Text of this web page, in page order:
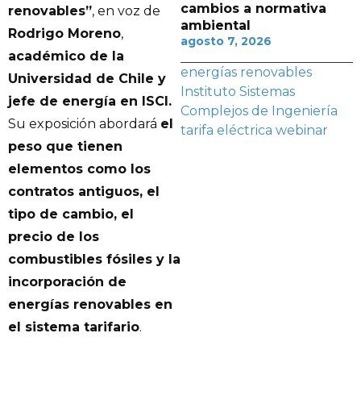
renovables”, en voz de
Rodrigo Moreno,
académico de la
Universidad de Chile y
jefe de energía en ISCI.
Su exposición abordará el
peso que tienen
elementos como los
contratos antiguos, el
tipo de cambio, el
precio de los
combustibles fósiles y la
incorporación de
energías renovables en
el sistema tarifario.
cambios a normativa
ambiental
agosto 7, 2026
energías renovables
Instituto Sistemas
Complejos de Ingeniería
tarifa eléctrica webinar